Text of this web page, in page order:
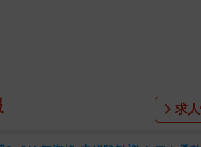
押しているのは、うーちゃんの従姉妹
求